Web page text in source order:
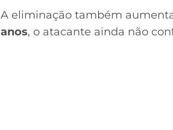
A eliminação também
anos, o atacante ainda não